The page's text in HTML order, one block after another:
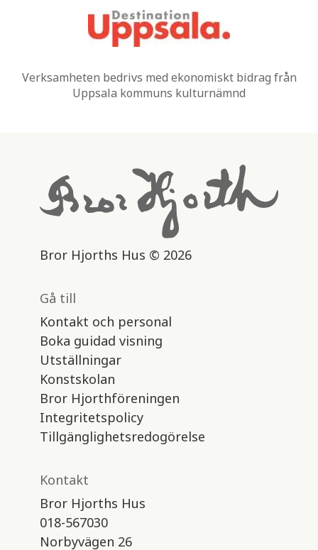
Verksamheten bedrivs med ekonomiskt bidrag från
Uppsala kommuns kulturnämnd
Bror Hjorths Hus © 2026
Gå till
Kontakt och personal
Boka guidad visning
Utställningar
Konstskolan
Bror Hjorthföreningen
Integritetspolicy
Tillgänglighetsredogörelse
Kontakt
Bror Hjorths Hus
018-567030
Norbyvägen 26